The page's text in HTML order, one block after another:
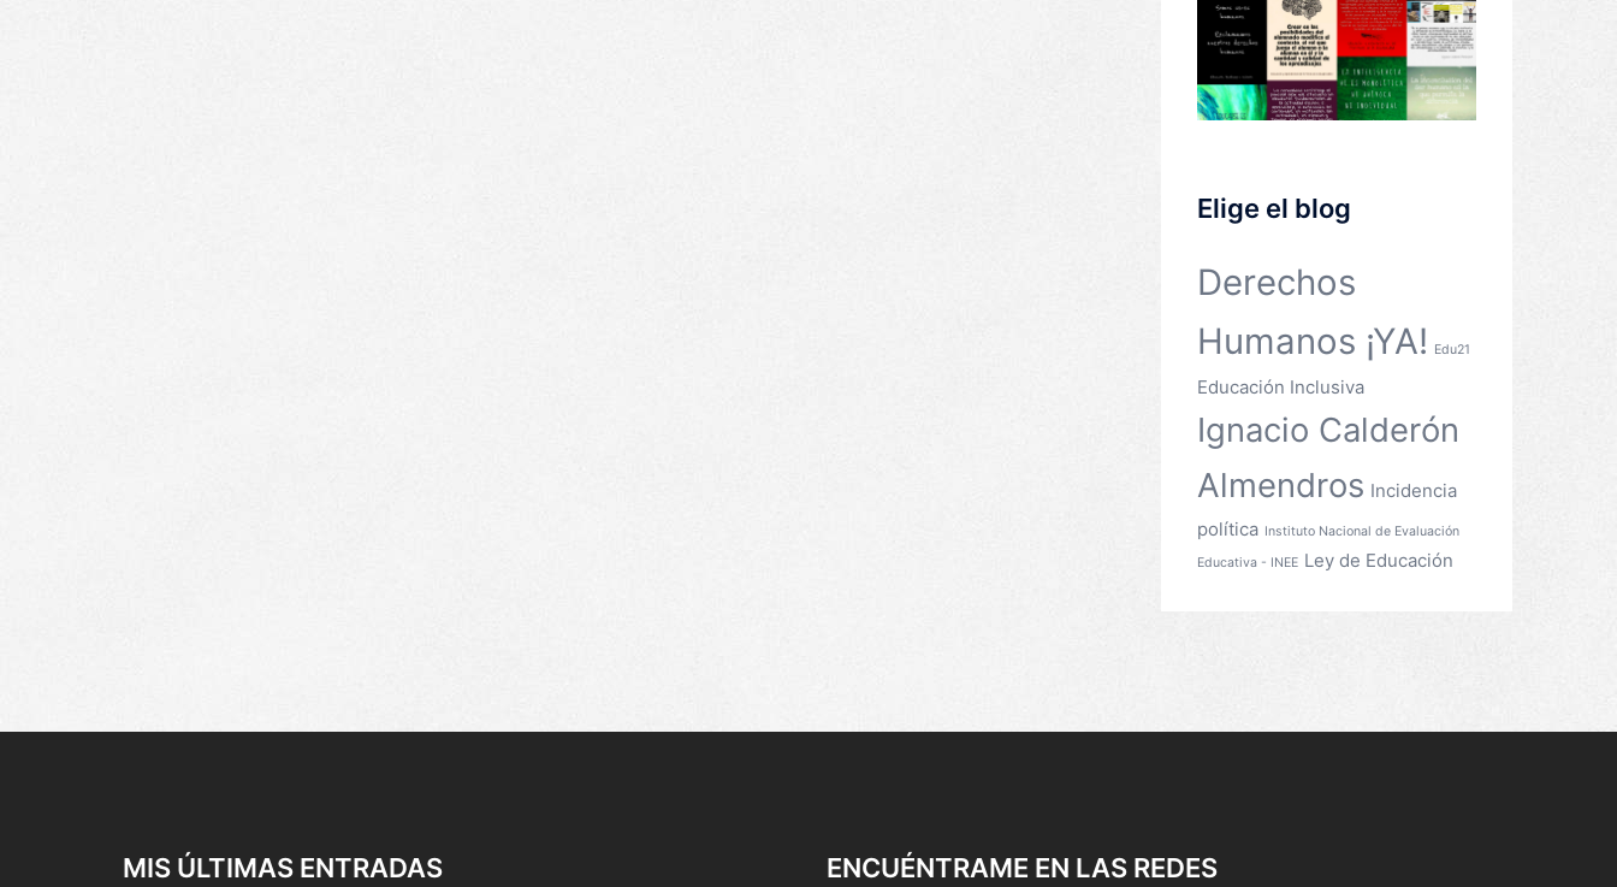
Elige el blog
Derechos
Humanos ¡YA!
Edu21
Educación Inclusiva
Ignacio Calderón
Almendros Incidencia
política Instituto Nacional de Evaluación
Educativa - INEE Ley de Educación
MIS ÚLTIMAS ENTRADAS ENCUÉNTRAME EN LAS REDES